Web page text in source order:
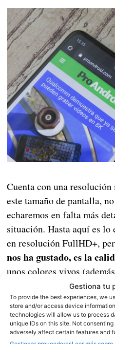
Gestiona tu
To provide the best experiences, we
store and/or access device
technologies will allow us to process
unique IDs on this site. Not
adversely affect certain features and
Cuenta con una
este tamaño de pantalla,
echaremos en falta más
situación. Hasta aquí es lo
en resolución FullHD+,
nos ha gustado, es la
unos colores vivos
pasar a ser demasiado
unos ángulos de visión
aparece el efecto arcoíris
teléfonos con estas